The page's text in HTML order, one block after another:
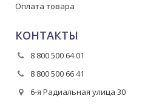
Оплата товара
КОНТАКТЫ
8 800 500 64 01
8 800 500 66 41
6-я Радиальная улица 30